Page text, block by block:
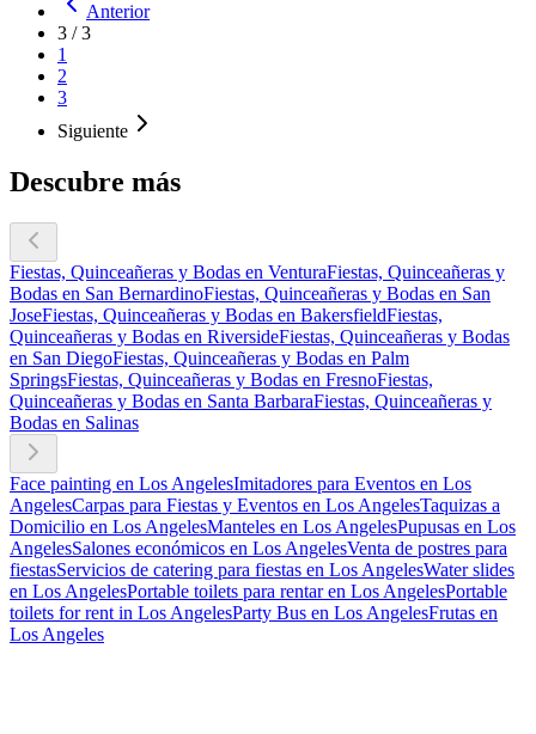
Anterior
3 /3
1
2
3
Siguiente
Descubre más
Fiestas, Quinceañeras y Bodas en VenturaFiestas, Quinceañeras y
Bodas en San BernardinoFiestas, Quinceañeras y Bodas en San
JoseFiestas, Quinceañeras y Bodas en BakersfieldFiestas,
Quinceañeras y Bodas en RiversideFiestas, Quinceañeras y Bodas
en San DiegoFiestas, Quinceañeras y Bodas en Palm
SpringsFiestas, Quinceañeras y Bodas en FresnoFiestas,
Quinceañeras y Bodas en Santa BarbaraFiestas, Quinceañeras y
Bodas en Salinas
Face painting en Los AngelesImitadores para Eventos en Los
AngelesCarpas para Fiestas y Eventos en Los AngelesTaquizas a
Domicilio en Los AngelesManteles en Los AngelesPupusas en Los
AngelesSalones económicos en Los AngelesVenta de postres para
fiestasServicios de catering para fiestas en Los AngelesWater slides
en Los AngelesPortable toilets para rentar en Los AngelesPortable
toilets for rent in Los AngelesParty Bus en Los AngelesFrutas en
Los Angeles